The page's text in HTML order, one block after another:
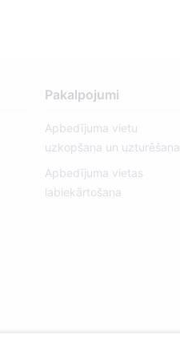
Pakalpojumi
Apbedījuma vietu
uzkopšana un uzturēšana
Apbedījuma vietas
labiekārtošana